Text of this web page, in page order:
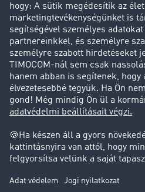
Sikertörténetek
Ügyfél hoz ügyfelet
Jogi információk
Impresszum
Adatvédelem
süti-beállítások